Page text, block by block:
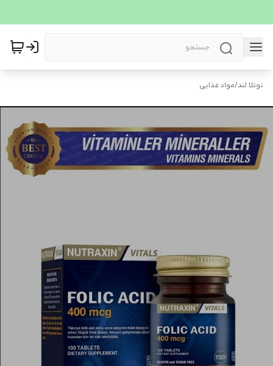
نوتلا لند/مواد غذایی